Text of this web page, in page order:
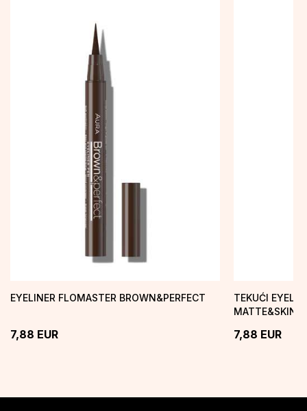
EYELINER FLOMASTER BROWN&PERFECT
7,88 EUR
TEKUĆI
7,88 EUR